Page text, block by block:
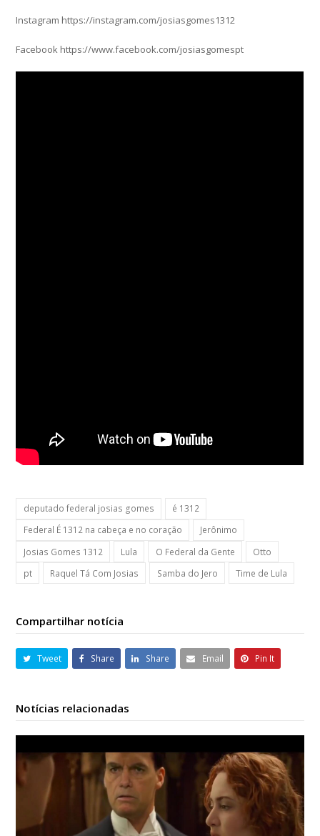
Instagram https://instagram.com/josiasgomes1312
Facebook https://www.facebook.com/josiasgomespt
deputado federal josias gomes
é 1312
Federal É 1312 na cabeça e no coração
Jerônimo
Josias Gomes 1312
Lula O Federal da Gente
Otto
pt
Raquel Tá Com Josias Samba do Jero Time de Lula
Compartilhar notícia
Tweet Share Share Email Pin It
Notícias relacionadas